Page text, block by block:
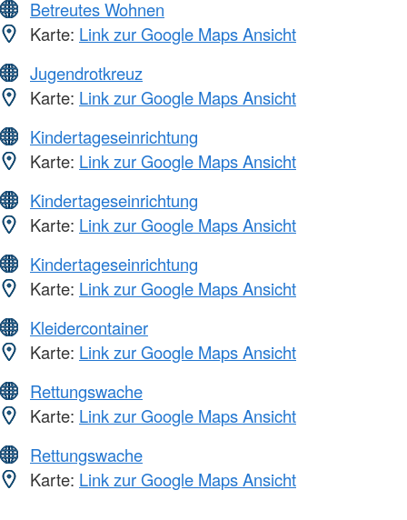
Betreutes Wohnen
Karte: Link zur Google Maps Ansicht
Jugendrotkreuz
Karte: Link zur Google Maps Ansicht
Kindertageseinrichtung
Karte: Link zur Google Maps Ansicht
Kindertageseinrichtung
Karte: Link zur Google Maps Ansicht
Kindertageseinrichtung
Karte: Link zur Google Maps Ansicht
Kleidercontainer
Karte: Link zur Google Maps Ansicht
Rettungswache
Karte: Link zur Google Maps Ansicht
Rettungswache
Karte: Link zur Google Maps Ansicht